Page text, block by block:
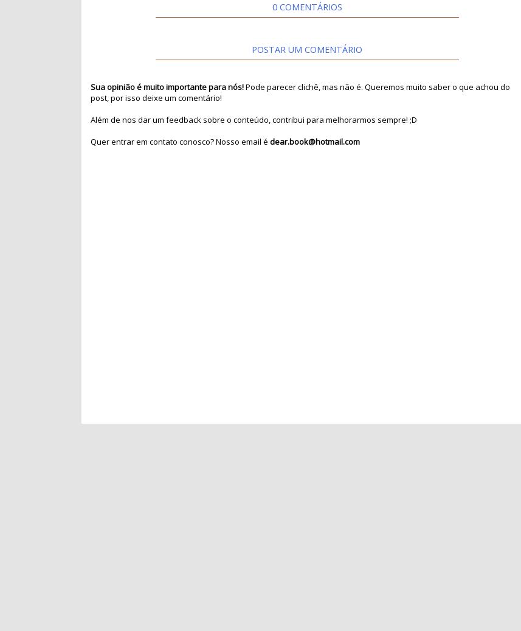
0 COMENTÁRIOS
POSTAR UM COMENTÁRIO
Sua opinião é muito importante para nós!Pode parecer clichê, mas não é. Queremos muito saber o que achou do
post, por isso deixe um comentário!
Além de nos dar um feedback sobre o conteúdo, contribui para melhorarmos sempre! ;D
Quer entrar em contato conosco? Nosso email édear.book@hotmail.com